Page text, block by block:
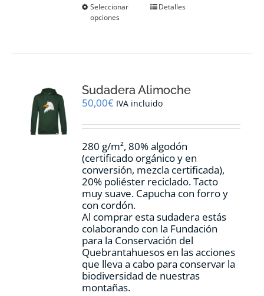
Seleccionar
opciones
Este
se
pueden
en
página
de
producto
Detalles
Sudadera Alimoche
50,00€ IVA incluido
280 g/m², 80% algodón
(certificado orgánico y en
conversión, mezcla certificada),
20% poliéster reciclado. Tacto
muy suave. Capucha con forro y
con cordón.
Al comprar esta sudadera estás
colaborando con la Fundación
para la Conservación del
Quebrantahuesos en las acciones
que lleva a cabo para conservar la
biodiversidad de nuestras
montañas.